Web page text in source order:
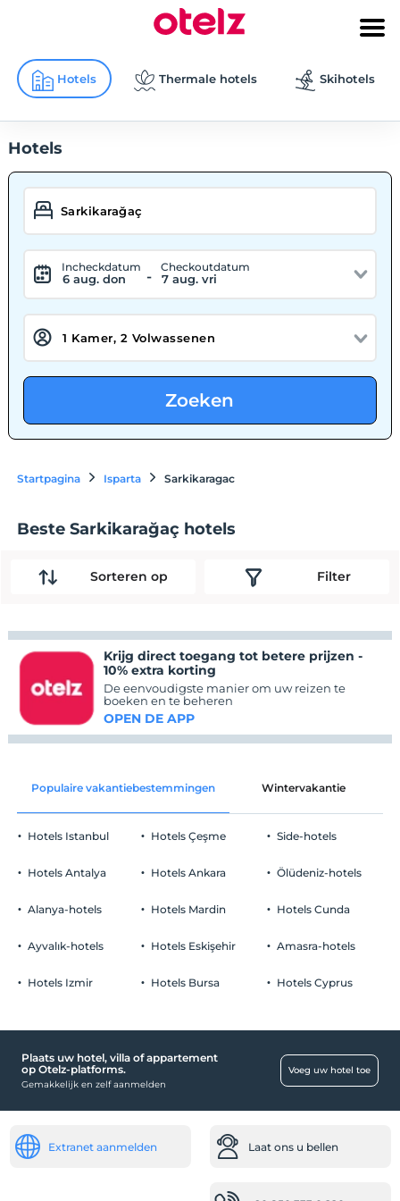
Hotels Thermale hotels Skihotels
Hotels
Incheckdatum
6 aug. don -
Checkoutdatum
7 aug. vri
Zoeken
Startpagina Isparta Sarkikaragac
Beste Sarkikarağaç hotels
Sorteren op Filter
Krijg direct toegang tot betere prijzen -
10% extra korting
De eenvoudigste manier om uw reizen te
boeken en te beheren
OPEN DE APP
Populaire vakantiebestemmingen Wintervakantie
Hotels Istanbul
Hotels Antalya
Alanya-hotels
Ayvalık-hotels
Hotels Izmir
Hotels Çeşme
Hotels Ankara
Hotels Mardin
Hotels Eskişehir
Hotels Bursa
Side-hotels
Ölüdeniz-hotels
Hotels Cunda
Amasra-hotels
Hotels Cyprus
Plaats uw hotel, villa of appartement
op Otelz-platforms.
Gemakkelijk en zelf aanmelden
Voeg uw hotel toe
Extranet aanmelden Laat ons u bellen